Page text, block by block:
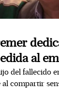
al
del fallecido
compartir